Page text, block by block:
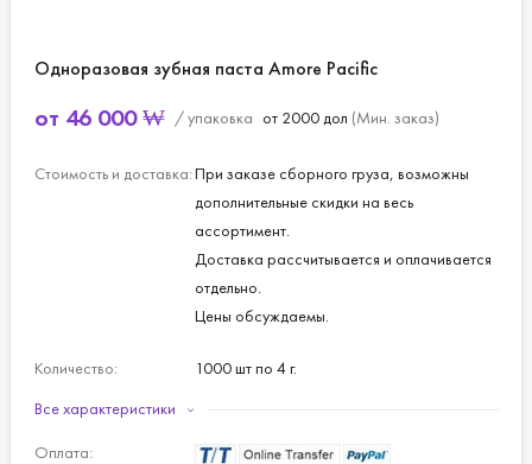
Одноразовая зубная паста Amore Pacific
от 46 000 ₩ / упаковка от 2000 дол (Мин. заказ)
Стоимость и доставка:При заказе сборного груза, возможны
дополнительные скидки на весь
ассортимент.
Доставка рассчитывается и оплачивается
отдельно.
Цены обсуждаемы.
Количество:
1000 шт по 4 г.
Все характеристики
Оплата: